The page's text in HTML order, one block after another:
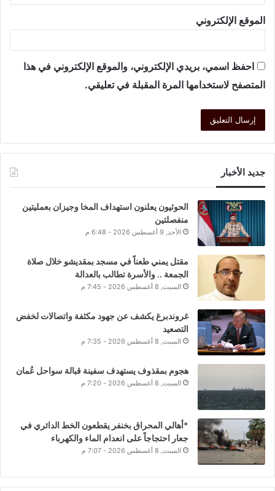
الموقع الإلكتروني
احفظ اسمي، بريدي الإلكتروني، والموقع الإلكتروني في هذا
المتصفح لاستخدامها المرة المقبلة في تعليقي.
جديد الأخبار
الحوثيون يعلنون استهداف المخا وجيزان بعمليتين
منفصلتين
الأحد, 9 أغسطس 2026 - 6:48 م
مقتل يمني طعناً في مسجد بمقديشو خلال صلاة
الجمعة .. والأسرة تطالب بالعدالة
السبت, 8 أغسطس 2026 - 7:45 م
غروندبرغ يكشف عن جهود مكثفة واتصالات لخفض
التصعيد
السبت, 8 أغسطس 2026 - 7:35 م
هجوم بمقذوف يستهدف سفينة قبالة سواحل عُمان
السبت, 8 أغسطس 2026 - 7:20 م
*أهالي المحراق بخنفر يقطعون الخط الدائري في
جعار احتجاجاً على انعدام الماء والكهرباء
السبت, 8 أغسطس 2026 - 7:07 م